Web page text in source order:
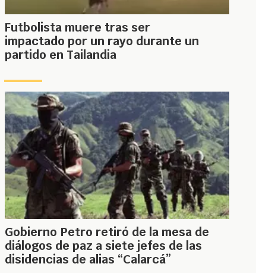
Futbolista muere tras ser
impactado por un rayo durante un
partido en Tailandia
Gobierno Petro retiró de la mesa de
diálogos de paz a siete jefes de las
disidencias de alias “Calarcá”